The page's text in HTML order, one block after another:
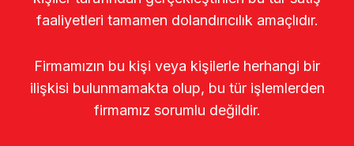
faaliyetleri tamamen dolandırıcılık amaçlıdır.
Firmamızın bu kişi veya kişilerle herhangi bir
ilişkisi bulunmamakta olup, bu tür işlemlerden
firmamız sorumlu değildir.